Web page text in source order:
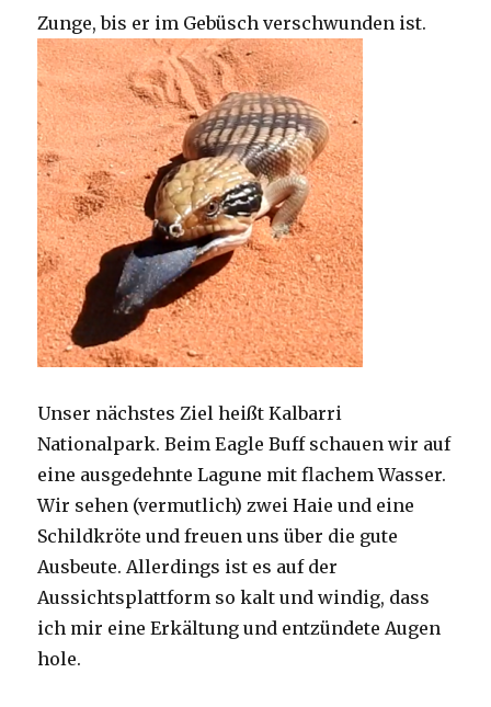
Zunge, bis er im Gebüsch verschwunden ist.
Unser nächstes Ziel heißt Kalbarri
Nationalpark. Beim Eagle Buff schauen wir auf
eine ausgedehnte Lagune mit flachem Wasser.
Wir sehen (vermutlich) zwei Haie und eine
Schildkröte und freuen uns über die gute
Ausbeute. Allerdings ist es auf der
Aussichtsplattform so kalt und windig, dass
ich mir eine Erkältung und entzündete Augen
hole.